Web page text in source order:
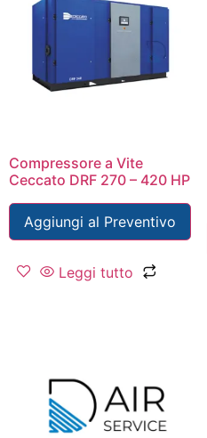
Compressore a Vite
Ceccato DRF 270 – 420 HP
Aggiungi al Preventivo
Leggi tutto